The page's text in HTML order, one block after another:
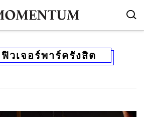
ฟิวเจอร์พาร์ครังสิต